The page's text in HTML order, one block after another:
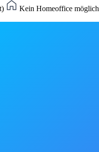
Kein Homeoffice möglich